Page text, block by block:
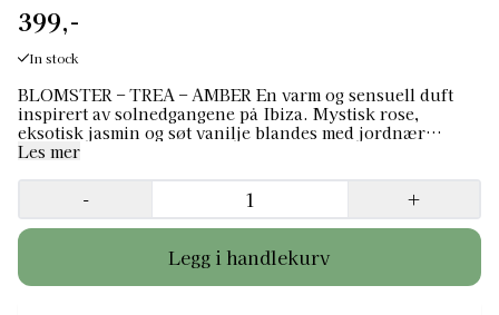
399,-
In stock
BLOMSTER – TREA – AMBER En varm og sensuell duft
inspirert av solnedgangene på Ibiza. Mystisk rose,
eksotisk jasmin og søt vanilje blandes med jordnær
patchouli og sandeltre – en duft som fanger essensen av
Les mer
- +